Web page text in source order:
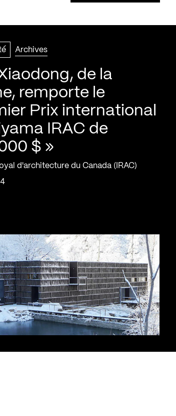
Archives
de la
remporte le
Prix international
IRAC de
$ »
d'architecture du Canada (IRAC)